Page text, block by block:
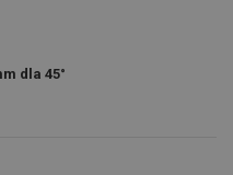
dla 45°